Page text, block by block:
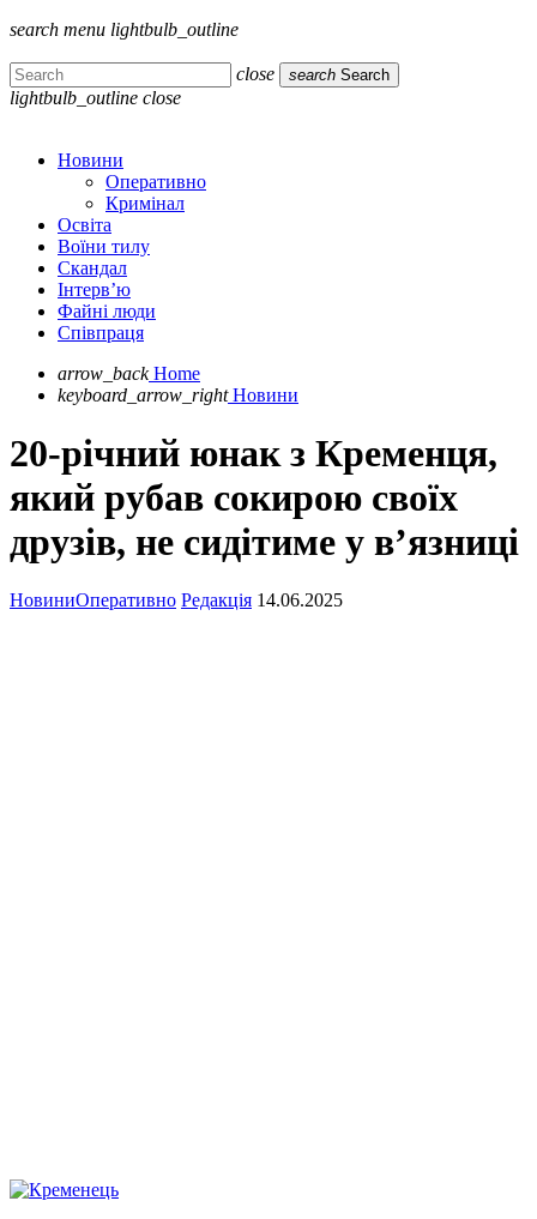
search menu lightbulb_outline
close search Search
lightbulb_outline close
Новини
Оперативно
Кримінал
Освіта
Воїни тилу
Скандал
Інтерв’ю
Файні люди
Співпраця
arrow_back Home
keyboard_arrow_right Новини
20-річний юнак з Кременця,
який рубав сокирою своїх
друзів, не сидітиме у в’язниці
НовиниОперативно Редакція 14.06.2025